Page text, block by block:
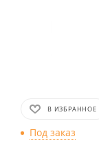
В ИЗБРАННОЕ
Под заказ